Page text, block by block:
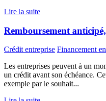
Lire la suite
Remboursement
Crédit entreprise Financement
Les entreprises peuvent à un
un crédit avant son échéance.
exemple par le souhait...